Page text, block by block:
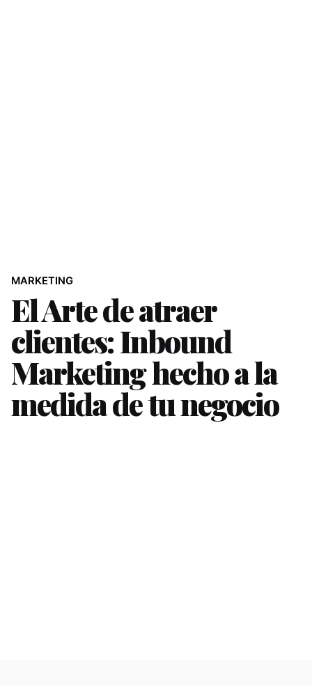
MARKETING
El Arte de atraer
clientes: Inbound
Marketing hecho a la
medida de tu negocio